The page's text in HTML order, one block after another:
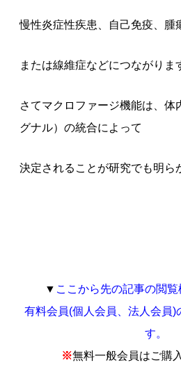
慢性炎症性疾患、自己免疫、腫
または線維症などにつながりま
さてマクロファージ機能は、体
グナル）の統合によって
決定されることが研究でも明ら
▼ ここから先の記事の閲覧
有料会員(個人会員、法人会員)
す。
※無料一般会員はご購